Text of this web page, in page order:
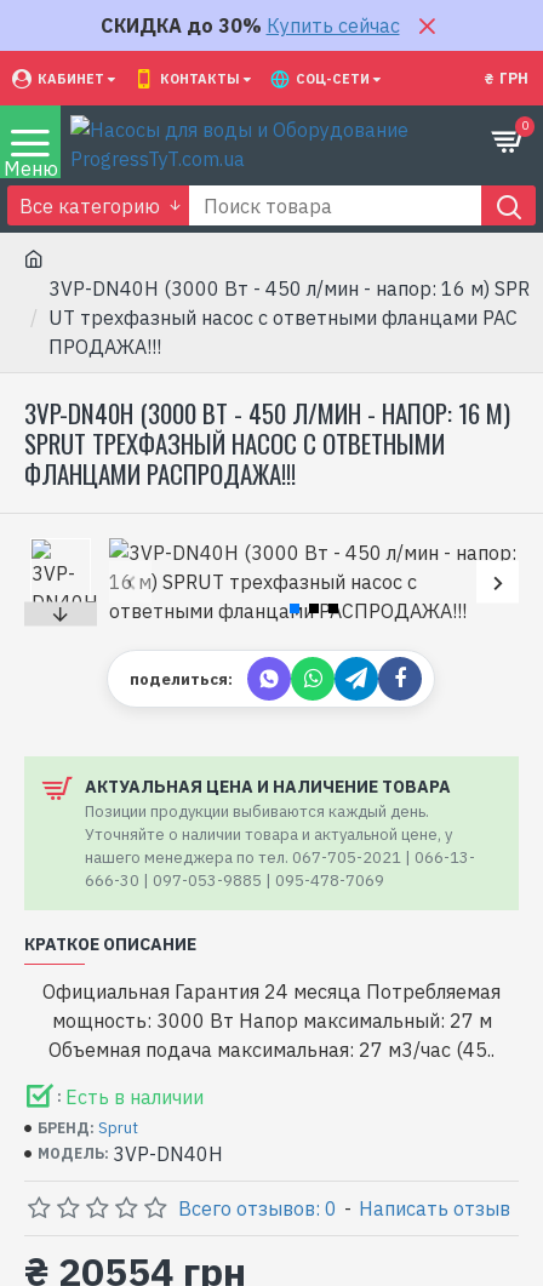
СКИДКА до 30% Купить сейчас
КАБИНЕТ КОНТАКТЫ СОЦ-СЕТИ ₴ ГРН
0
Все категорию
3VP-DN40H (3000 Вт - 450 л/мин - напор: 16 м) SPR
UT трехфазный насос с ответными фланцами РАС
ПРОДАЖА!!!
3VP-DN40H (3000 ВТ - 450 Л/МИН - НАПОР: 16 М)
SPRUT ТРЕХФАЗНЫЙ НАСОС С ОТВЕТНЫМИ
ФЛАНЦАМИ РАСПРОДАЖА!!!
поделиться:
АКТУАЛЬНАЯ ЦЕНА И НАЛИЧЕНИЕ ТОВАРА
Позиции продукции выбиваются каждый день.
Уточняйте о наличии товара и актуальной цене, у
нашего менеджера по тел. 067-705-2021 | 066-13-
666-30 | 097-053-9885 | 095-478-7069
КРАТКОЕ ОПИСАНИЕ
Официальная Гарантия 24 месяца Потребляемая
мощность: 3000 Вт Напор максимальный: 27 м
Объемная подача максимальная: 27 м3/час (45..
: Есть в наличии
БРЕНД: Sprut
МОДЕЛЬ: 3VP-DN40H
Всего отзывов: 0 - Написать отзыв
₴ 20554 грн